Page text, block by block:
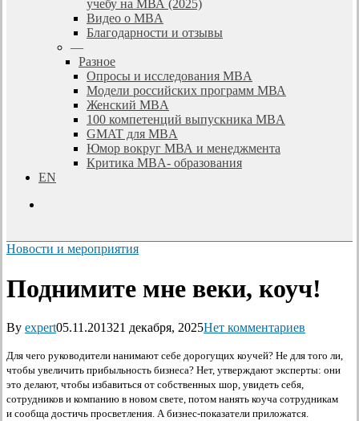
учебу на МВА (2025)
Видео о MBA
Благодарности и отзывы
—
Разное
Опросы и исследования MBA
Модели российских программ МВА
Женский MBA
100 компетенций выпускника MBA
GMAT для MBA
Юмор вокруг МВА и менеджмента
Критика MBA- образования
EN
Новости и мероприятия
Поднимите мне веки, коуч!
By expert05.11.201321 декабря, 2025Нет комментариев
Для чего руководители нанимают себе дорогущих коучей? Не для того ли,
чтобы увеличить прибыльность бизнеса? Нет, утверждают эксперты: они
это делают, чтобы избавиться от собственных шор, увидеть себя,
сотрудников и компанию в новом свете, потом нанять коуча сотрудникам
и сообща достичь просветления. А бизнес-показатели приложатся.